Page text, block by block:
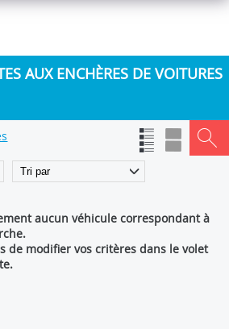
AUX ENCHÈRES DE VOITURES
aucun véhicule correspondant à
de modifier vos critères dans le volet